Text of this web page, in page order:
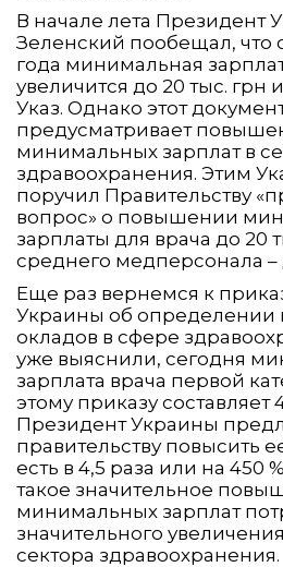
В начале лета Президент
Зеленский пообещал, что
года минимальная
увеличится до 20 тыс. грн
Указ. Однако этот
предусматривает
минимальных зарплат в
здравоохранения. Этим
поручил Правительству
вопрос» о повышении
зарплаты для врача до 20
среднего медперсонала –
Еще раз вернемся к
Украины об
окладов в сфере
уже выяснили, сегодня
зарплата врача первой
этому приказу составляет
Президент Украины
правительству повысить
есть в 4,5 раза или на 450
такое значительное
минимальных зарплат
значительного
сектора здравоохранения.